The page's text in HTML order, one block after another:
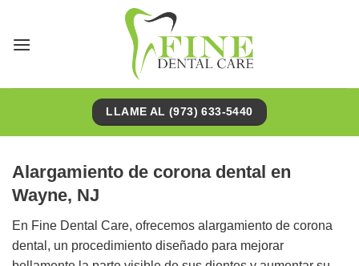
contenido
LLAME AL (973) 633-5440
Alargamiento de corona dental en
Wayne, NJ
En Fine Dental Care, ofrecemos alargamiento de corona
dental, un procedimiento diseñado para mejorar